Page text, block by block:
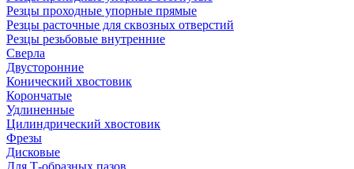
Резцы проходные упорные прямые
Резцы расточные для сквозных отверстий
Резцы резьбовые внутренние
Сверла
Двусторонние
Конический хвостовик
Корончатые
Удлиненные
Цилиндрический хвостовик
Фрезы
Дисковые
Для Т-образных пазов